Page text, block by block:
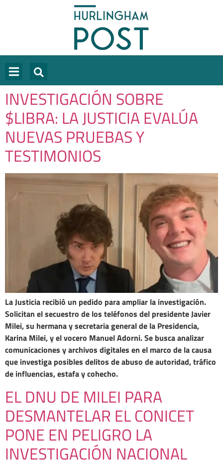
INVESTIGACIÓN SOBRE
$LIBRA: LA JUSTICIA EVALÚA
NUEVAS PRUEBAS Y
TESTIMONIOS
La Justicia recibió un pedido para ampliar la investigación.
Solicitan el secuestro de los teléfonos del presidente Javier
Milei, su hermana y secretaria general de la Presidencia,
Karina Milei, y el vocero Manuel Adorni. Se busca analizar
comunicaciones y archivos digitales en el marco de la causa
que investiga posibles delitos de abuso de autoridad, tráfico
de influencias, estafa y cohecho.
EL DNU DE MILEI PARA
DESMANTELAR EL CONICET
PONE EN PELIGRO LA
INVESTIGACIÓN NACIONAL